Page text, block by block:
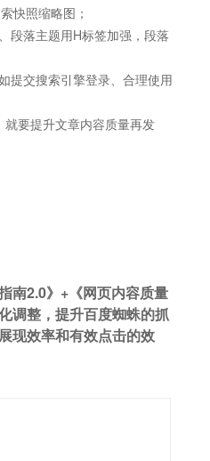
快照缩略图；
段落主题用H标签加强，段落
提交搜索引擎登录、合理使用
要提升文章内容质量再发
南2.0》+《网页内容质量
调整，提升百度蜘蛛的抓
现效率和有效点击的效